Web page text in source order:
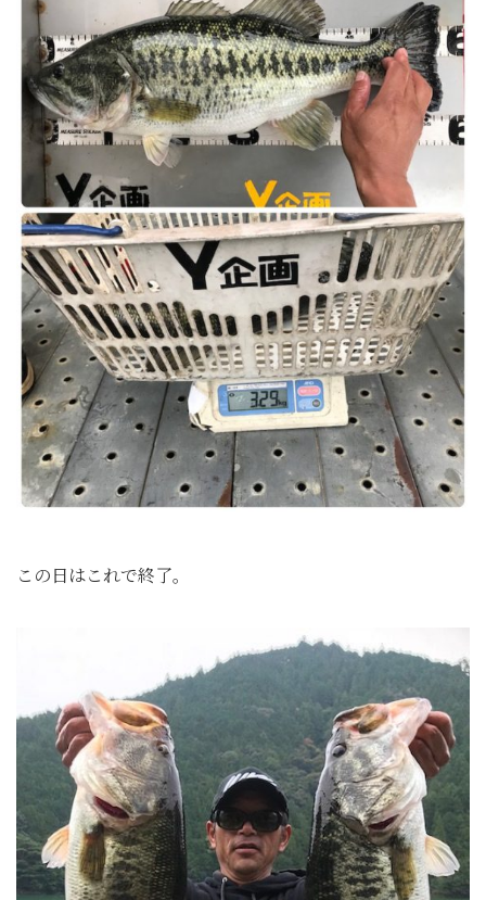
この日はこれで終了。